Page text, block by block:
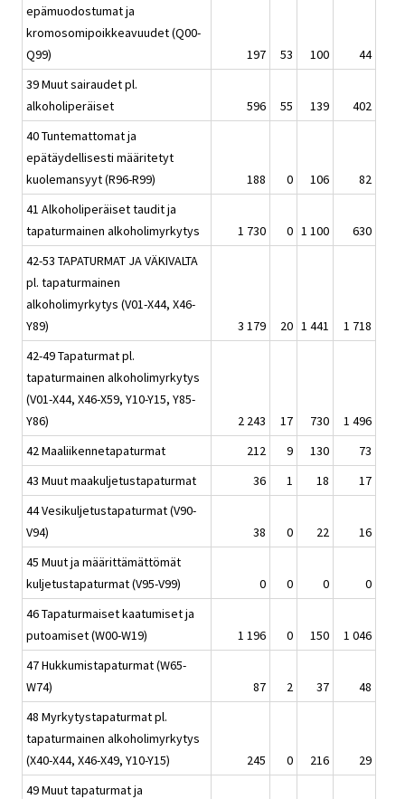
epämuodostumat ja
kromosomipoikkeavuudet (Q00-
Q99)
197 53 100
44
39 Muut sairaudet pl.
alkoholiperäiset
596 55 139
402
40 Tuntemattomat ja
epätäydellisesti määritetyt
kuolemansyyt (R96-R99)
188 0 106
82
41 Alkoholiperäiset taudit ja
tapaturmainen alkoholimyrkytys
1 730 0 1 100
630
42-53 TAPATURMAT JA VÄKIVALTA
pl. tapaturmainen
alkoholimyrkytys (V01-X44, X46-
Y89)
3 179 20 1 441
1 718
42-49 Tapaturmat pl.
tapaturmainen alkoholimyrkytys
(V01-X44, X46-X59, Y10-Y15, Y85-
Y86)
2 243 17 730
1 496
42 Maaliikennetapaturmat
212 9 130
73
43 Muut maakuljetustapaturmat
36 1 18
17
44 Vesikuljetustapaturmat (V90-
V94)
38 0 22
16
45 Muut ja määrittämättömät
kuljetustapaturmat (V95-V99)
0 0 0
0
46 Tapaturmaiset kaatumiset ja
putoamiset (W00-W19)
1 196 0 150
1 046
47 Hukkumistapaturmat (W65-
W74)
87 2 37
48
48 Myrkytystapaturmat pl.
tapaturmainen alkoholimyrkytys
(X40-X44, X46-X49, Y10-Y15)
245 0 216
29
49 Muut tapaturmat ja